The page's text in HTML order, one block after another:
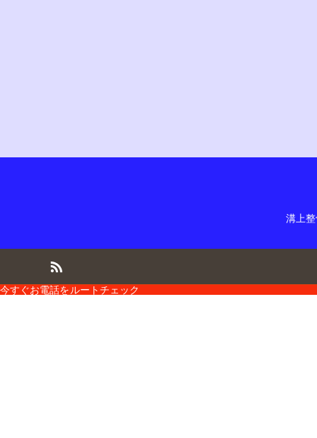
溝上
今すぐお電話をルートチェック